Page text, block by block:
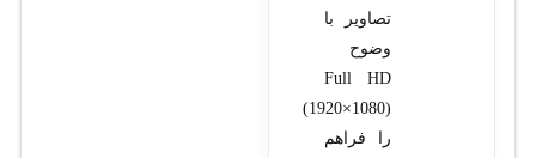
تصاویر با
وضوح
Full HD
(1920×1080)
را فراهم